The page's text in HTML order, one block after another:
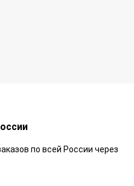
по всей России через